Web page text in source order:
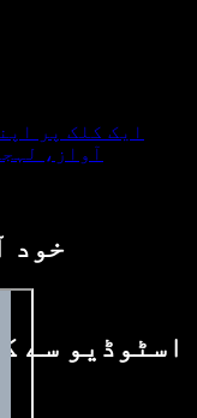
ایک کلک پر
آواز،
خود